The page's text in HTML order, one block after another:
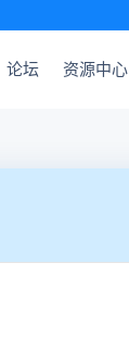
论坛 资源中心